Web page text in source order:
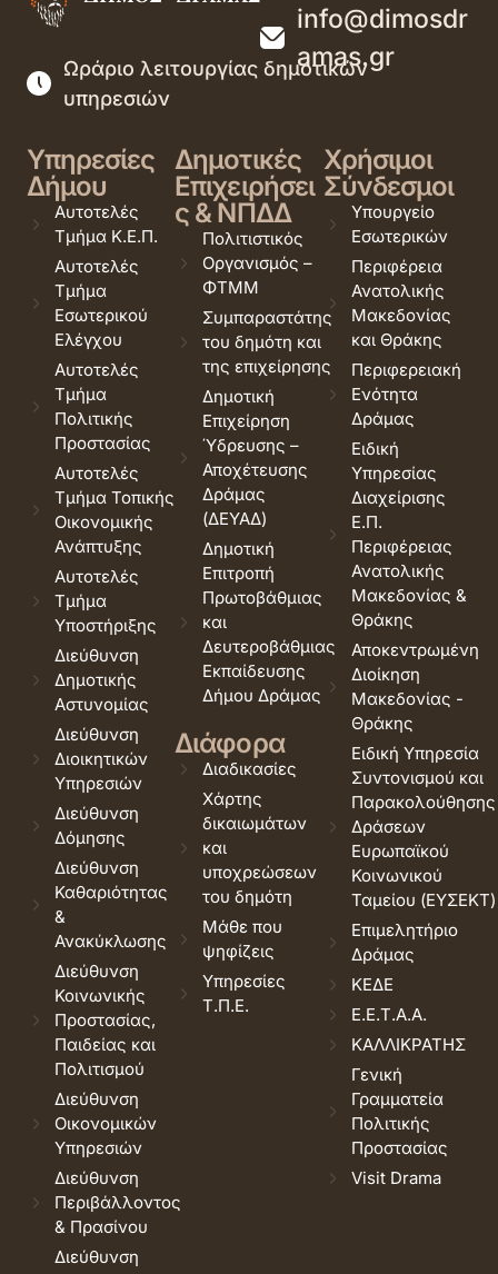
info@dimosdr
amas.gr
Ωράριο λειτουργίας δημοτικών
υπηρεσιών
Υπηρεσίες
Δήμου
Αυτοτελές
Τμήμα Κ.Ε.Π.
Αυτοτελές
Τμήμα
Εσωτερικού
Ελέγχου
Αυτοτελές
Τμήμα
Πολιτικής
Προστασίας
Αυτοτελές
Τμήμα Τοπικής
Οικονομικής
Ανάπτυξης
Αυτοτελές
Τμήμα
Υποστήριξης
Διεύθυνση
Δημοτικής
Αστυνομίας
Διεύθυνση
Διοικητικών
Υπηρεσιών
Διεύθυνση
Δόμησης
Διεύθυνση
Καθαριότητας
&
Ανακύκλωσης
Διεύθυνση
Κοινωνικής
Προστασίας,
Παιδείας και
Πολιτισμού
Διεύθυνση
Οικονομικών
Υπηρεσιών
Διεύθυνση
Περιβάλλοντος
& Πρασίνου
Διεύθυνση
Δημοτικές
Επιχειρήσει
ς & ΝΠΔΔ
Πολιτιστικός
Οργανισμός –
ΦΤΜΜ
Συμπαραστάτης
του δημότη και
της επιχείρησης
Δημοτική
Επιχείρηση
Ύδρευσης –
Αποχέτευσης
Δράμας
(ΔΕΥΑΔ)
Δημοτική
Επιτροπή
Πρωτοβάθμιας
και
Δευτεροβάθμιας
Εκπαίδευσης
Δήμου Δράμας
Διάφορα
Διαδικασίες
Χάρτης
δικαιωμάτων
και
υποχρεώσεων
του δημότη
Μάθε που
ψηφίζεις
Υπηρεσίες
Τ.Π.Ε.
Χρήσιμοι
Σύνδεσμοι
Υπουργείο
Εσωτερικών
Περιφέρεια
Ανατολικής
Μακεδονίας
και Θράκης
Περιφερειακή
Ενότητα
Δράμας
Ειδική
Υπηρεσίας
Διαχείρισης
Ε.Π.
Περιφέρειας
Ανατολικής
Μακεδονίας &
Θράκης
Αποκεντρωμένη
Διοίκηση
Μακεδονίας -
Θράκης
Ειδική Υπηρεσία
Συντονισμού και
Παρακολούθησης
Δράσεων
Ευρωπαϊκού
Κοινωνικού
Ταμείου (ΕΥΣΕΚΤ)
Επιμελητήριο
Δράμας
ΚΕΔΕ
Ε.Ε.Τ.Α.Α.
ΚΑΛΛΙΚΡΑΤΗΣ
Γενική
Γραμματεία
Πολιτικής
Προστασίας
Visit Drama